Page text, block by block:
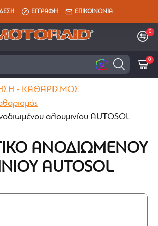
ΕΓΓΡΑΦΗ ΕΠΙΚΟΙΝΩΝΙΑ
0
0
- ΚΑΘΑΡΙΣΜΟΣ
αλουμινίου AUTOSOL
ΑΝΟΔΙΩΜΈΝΟΥ
AUTOSOL